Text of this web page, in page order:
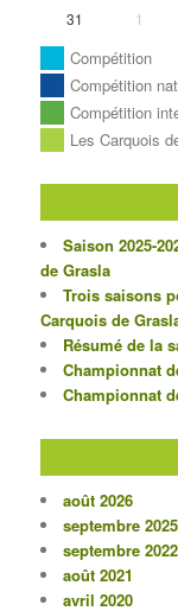
31
1
Compétition
Compétition
Compétition
Les Carquois
Saison 2025-
de Grasla
Trois saisons
Carquois de
Résumé de la
Championnat
Championnat
août 2026
septembre 2025
septembre 2022
août 2021
avril 2020